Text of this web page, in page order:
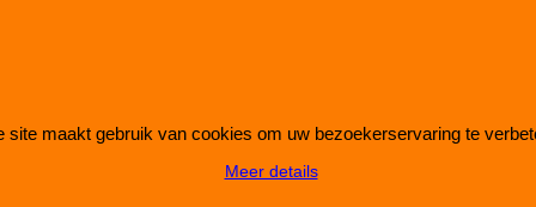
software.
site maakt gebruik van cookies om uw bezoekerservaring te
Meer details